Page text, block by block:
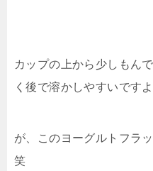
カップの上から少しもん
く後で溶かしやすいですよ
が、このヨーグルトフラ
笑